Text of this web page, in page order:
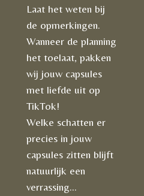
Laat het weten bij
de opmerkingen.
Wanneer de planning
het toelaat, pakken
wij jouw capsules
met liefde uit op
TikTok!
Welke schatten er
precies in jouw
capsules zitten blijft
natuurlijk een
verrassing...